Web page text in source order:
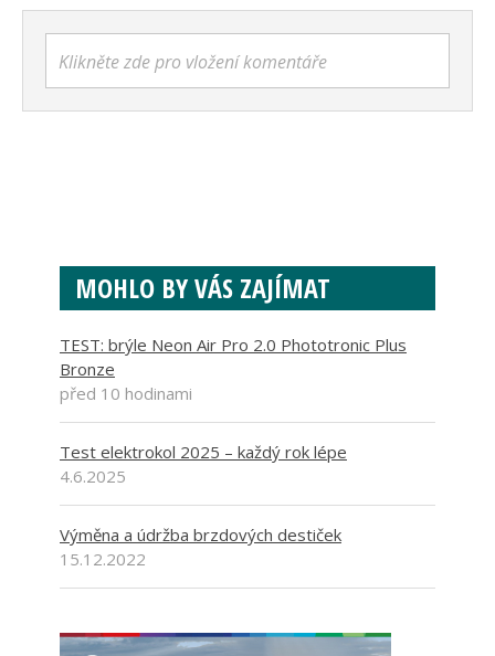
Klikněte zde pro vložení komentáře
MOHLO BY VÁS ZAJÍMAT
TEST: brýle Neon Air Pro 2.0 Phototronic Plus
Bronze
před 10 hodinami
Test elektrokol 2025 – každý rok lépe
4.6.2025
Výměna a údržba brzdových destiček
15.12.2022